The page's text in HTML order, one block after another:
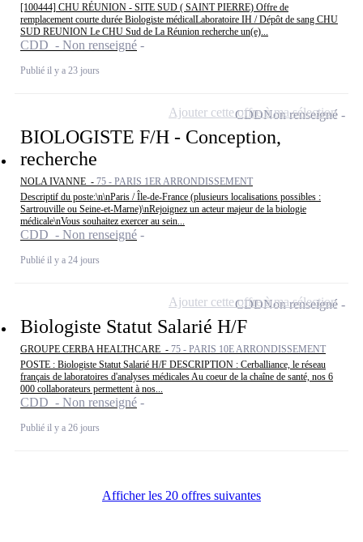
[100444] CHU RÉUNION - SITE SUD ( SAINT PIERRE) Offre de
remplacement courte durée Biologiste médicalLaboratoire IH / Dépôt de sang CHU
SUD REUNION Le CHU Sud de La Réunion recherche un(e)...
CDD - Non renseigné
Publié il y a 23 jours
BIOLOGISTE F/H - Conception,
recherche
NOLA IVANNE - 75 - PARIS 1ER ARRONDISSEMENT
Descriptif du poste:\n\nParis / Île-de-France (plusieurs localisations possibles :
Sartrouville ou Seine-et-Marne)\nRejoignez un acteur majeur de la biologie
médicale\nVous souhaitez exercer au sein...
CDD - Non renseigné
Publié il y a 24 jours
CDDNon renseigné
Ajouter cette offre à ma sélection
Biologiste Statut Salarié H/F
GROUPE CERBA HEALTHCARE - 75 - PARIS 10E ARRONDISSEMENT
POSTE : Biologiste Statut Salarié H/F DESCRIPTION : Cerballiance, le réseau
français de laboratoires d'analyses médicales Au coeur de la chaîne de santé, nos 6
000 collaborateurs permettent à nos...
CDD - Non renseigné
Publié il y a 26 jours
CDDNon renseigné
Ajouter cette offre à ma sélection
Afficher les 20 offres suivantes